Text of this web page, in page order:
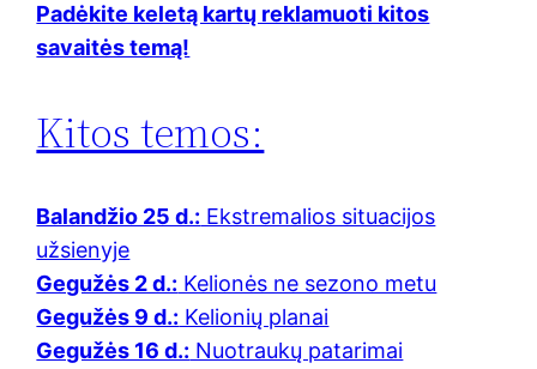
Padėkite keletą kartų reklamuoti kitos
savaitės temą!
Kitos temos:
Balandžio 25 d.: Ekstremalios situacijos
užsienyje
Gegužės 2 d.: Kelionės ne sezono metu
Gegužės 9 d.: Kelionių planai
Gegužės 16 d.: Nuotraukų patarimai